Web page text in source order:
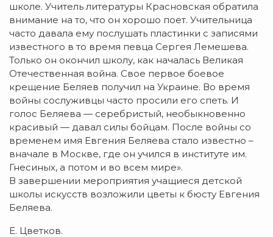
школе. Учитель литературы Красновская обратила
внимание на то, что он хорошо поет. Учительница
часто давала ему послушать пластинки с записями
известного в то время певца Сергея Лемешева.
Только он окончил школу, как началась Великая
Отечественная война. Свое первое боевое
крещение Беляев получил на Украине. Во время
войны сослуживцы часто просили его спеть. И
голос Беляева — серебристый, необыкновенно
красивый — давал силы бойцам. После войны со
временем имя Евгения Беляева стало известно –
вначале в Москве, где он учился в институте им.
Гнесиных, а потом и во всем мире».
В завершении мероприятия учащиеся детской
школы искусств возложили цветы к бюсту Евгения
Беляева.
Е. Цветков.